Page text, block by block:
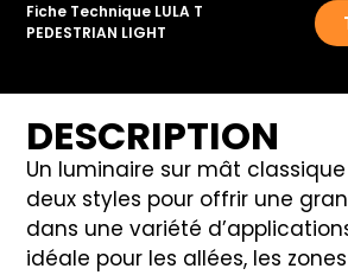
Fiche Technique LULA T
PEDESTRIAN LIGHT
DESCRIPTION
Un luminaire sur mât
deux styles pour offrir une
dans une variété
idéale pour les allées, les